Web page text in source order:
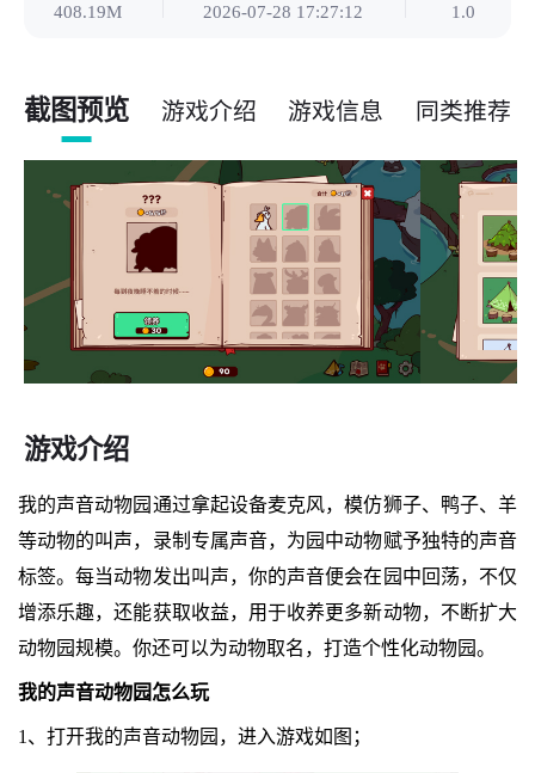
408.19M
2026-07-28 17:27:12
1.0
截图预览 游戏介绍 游戏信息 同类推荐
游戏介绍
我的声音动物园通过拿起设备麦克风，模仿狮子、鸭子、羊
等动物的叫声，录制专属声音，为园中动物赋予独特的声音
标签。每当动物发出叫声，你的声音便会在园中回荡，不仅
增添乐趣，还能获取收益，用于收养更多新动物，不断扩大
动物园规模。你还可以为动物取名，打造个性化动物园。
我的声音动物园怎么玩
1、打开我的声音动物园，进入游戏如图；